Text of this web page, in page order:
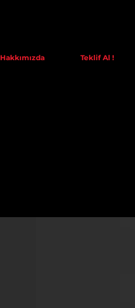
Hakkımızda Teklif Al !